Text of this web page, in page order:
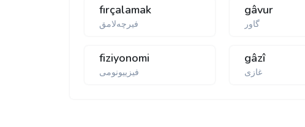
fırçalamak
فیرچه‌لامق
gâvur
گاور
fiziyonomi
فیزییونومی
gâzî
غازی